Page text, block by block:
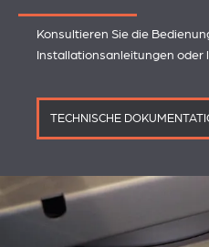
Konsultieren Sie die
Installationsanleitungen oder
TECHNISCHE